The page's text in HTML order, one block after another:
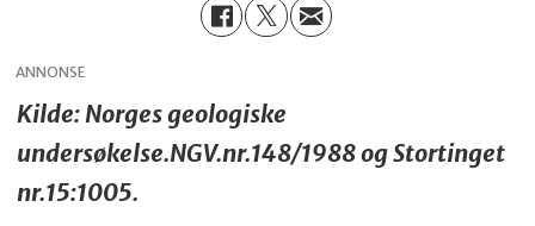
ANNONSE
Kilde: Norges geologiske
undersøkelse.NGV.nr.148/1988 og Stortinget
nr.15:1005.